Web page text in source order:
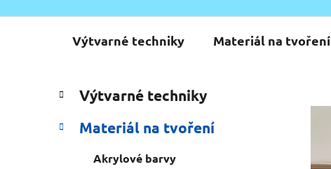
Výtvarné techniky Materiál na tvoření
P
o
s
Přeskočit
kategorie
a
e
Výtvarné techniky
Materiál na tvoření
Akrylové barvy